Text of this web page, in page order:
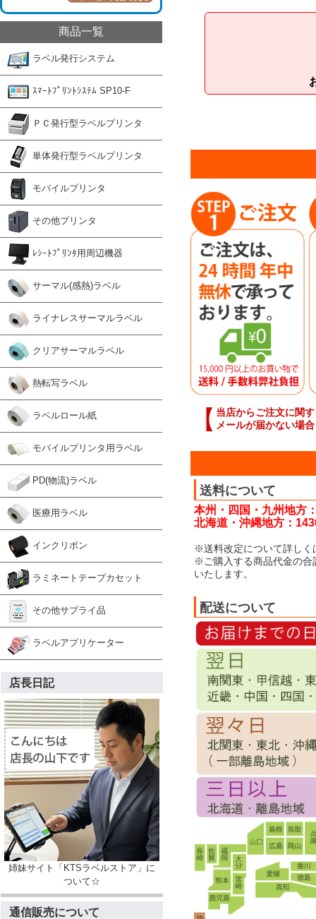
商品一覧
ラベル発行システム
ｽﾏｰﾄﾌﾟﾘﾝﾄｼｽﾃﾑ SP10-F
ＰＣ発行型ラベルプリンタ
単体発行型ラベルプリンタ
モバイルプリンタ
その他プリンタ
ﾚｼｰﾄﾌﾟﾘﾝﾀ用周辺機器
サーマル(感熱)ラベル
ライナレスサーマルラベル
クリアサーマルラベル
熱転写ラベル
ラベルロール紙
モバイルプリンタ用ラベル
PD(物流)ラベル
医療用ラベル
インクリボン
ラミネートテープカセット
その他サプライ品
ラベルアプリケーター
店長日記
姉妹サイト「KTSラベルストア」に
ついて☆
通信販売について
【 当店からご注文に関
メールが届かない場合
送料について
本州・四国・九州地方
北海道・沖縄地方：
※送料改定について詳しく
※ご購入する商品代金の合
いたします。
配送について